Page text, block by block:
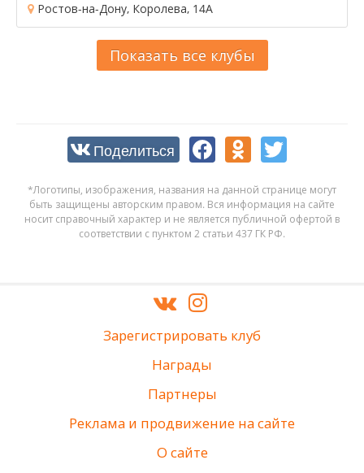
Ростов-на-Дону, Королева, 14А
Показать все клубы
Поделиться
*Логотипы, изображения, названия на данной странице могут
быть защищены авторским правом. Вся информация на сайте
носит справочный характер и не является публичной офертой в
соответствии с пунктом 2 статьи 437 ГК РФ.
Зарегистрировать клуб
Награды
Партнеры
Реклама и продвижение на сайте
О сайте